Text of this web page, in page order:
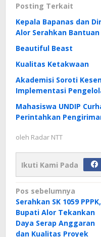
Posting Terkait
Kepala Bapanas dan
Alor Serahkan
Beautiful Beast
Kualitas Ketakwaan
Akademisi Soroti
Implementasi
Mahasiswa UNDIP
Perintahkan
oleh Radar NTT
Ikuti Kami Pada
Navigasi
pos
Pos sebelumnya
Serahkan SK 1059 PPPK,
Bupati Alor Tekankan
Daya Serap Anggaran
dan Kualitas Proyek